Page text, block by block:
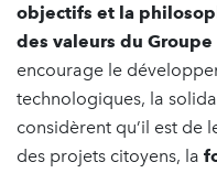
objectifs et la
des valeurs du Groupe
encourage le
technologiques, la
considèrent qu’il est de
des projets citoyens, la